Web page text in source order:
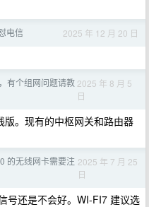
电信 2025 年 12 月 20 日
有个组网问题请教 2025 年 8 月 5
日
。现有的中枢网关和路由器
的无线网卡需要注 2025 年 7 月 25
日
号还是不会好。WI-FI7 建议选